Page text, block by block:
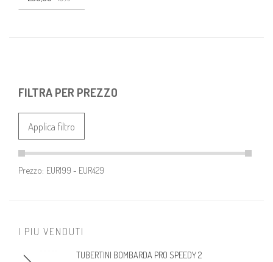
FILTRA PER PREZZO
Applica filtro
Prezzo:
I PIU VENDUTI
TUBERTINI BOMBARDA PRO SPEEDY 2